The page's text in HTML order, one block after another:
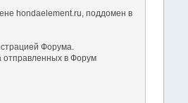
hondaelement.ru, поддомен в
Форума.
отправленных в Форум